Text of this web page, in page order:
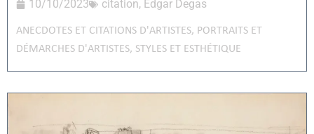
10/10/2023 citation, Edgar Degas
ANECDOTES ET CITATIONS D'ARTISTES, PORTRAITS ET
DÉMARCHES D'ARTISTES, STYLES ET ESTHÉTIQUE